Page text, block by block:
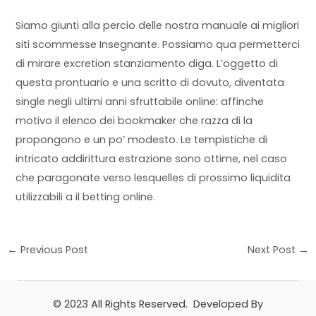
Siamo giunti alla percio delle nostra manuale ai migliori
siti scommesse Insegnante. Possiamo qua permetterci
di mirare excretion stanziamento diga. L’oggetto di
questa prontuario e una scritto di dovuto, diventata
single negli ultimi anni sfruttabile online: affinche
motivo il elenco dei bookmaker che razza di la
propongono e un po’ modesto. Le tempistiche di
intricato addirittura estrazione sono ottime, nel caso
che paragonate verso lesquelles di prossimo liquidita
utilizzabili a il betting online.
← Previous Post Next Post →
© 2023 All Rights Reserved. Developed By